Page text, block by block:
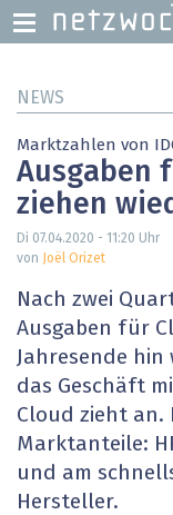
zumNEWS
Marktzahlen von
Ausgaben
ziehen
Di 07.04.2020 - 11:20 Uhr
von
Joël Orizet
Nach zwei
Ausgaben für
Jahresende hin
das Geschäft
Cloud zieht an.
Marktanteile:
und am
Hersteller.